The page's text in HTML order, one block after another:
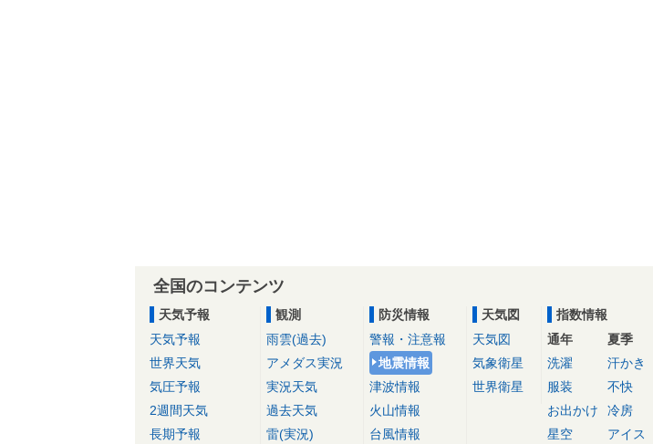
全国のコンテンツ
天気予報
天気予報
世界天気
気圧予報
2週間天気
長期予報
観測
雨雲(過去)
アメダス実況
実況天気
過去天気
雷(実況)
防災情報
警報・注意報
地震情報
津波情報
火山情報
台風情報
天気図
天気図
気象衛星
世界衛星
指数情報
通年
洗濯
服装
お出かけ
星空
夏季
汗かき
不快
冷房
アイス